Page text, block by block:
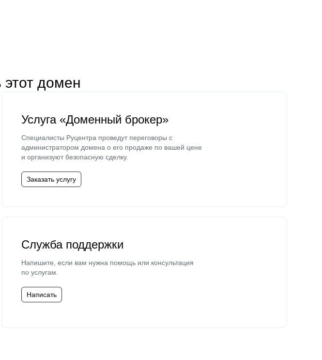
этот домен
Услуга «Доменный брокер»
Специалисты Руцентра проведут переговоры с
администратором домена о его продаже по вашей цене
и организуют безопасную сделку.
Заказать услугу
Служба поддержки
Напишите, если вам нужна помощь или консультация
по услугам.
Написать